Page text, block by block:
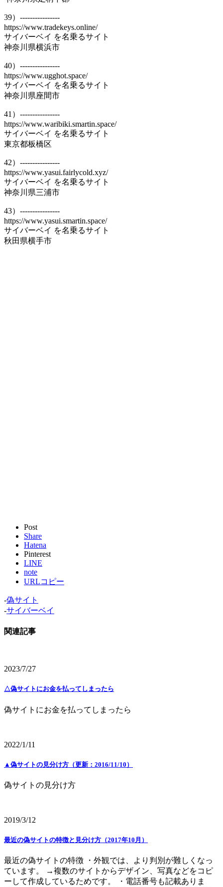
39）----------------
https://www.tradekeys.online/
サイバーベイ を名乗るサイト
神奈川県横浜市
40）----------------
https://www.ugghot.space/
サイバーベイ を名乗るサイト
神奈川県座間市
41）----------------
https://www.waribiki.smartin.space/
サイバーベイ を名乗るサイト
東京都板橋区
42）----------------
https://www.yasui.fairlycold.xyz/
サイバーベイ を名乗るサイト
神奈川県三浦市
43）----------------
https://www.yasui.smartin.space/
サイバーベイ を名乗るサイト
秋田県横手市
Post
Share
Hatena
Pinterest
LINE
note
URLコピー
-偽サイト
-サイバーベイ
関連記事
2023/7/27
△偽サイトにお金を払ってしまったら
偽サイトにお金を払ってしまったら
2022/1/11
▲偽サイトの見分け方（更新：2016/11/10）
偽サイトの見分け方
2019/3/12
最近の偽サイトの特徴と見分け方（2017年10月）
最近の偽サイトの特徴 ・外観では、より判別が難しくなっ
ています。 →複数のサイトからデザイン、写真などをコピ
ーして作成しているためです。 ・電話番号も記載ありま